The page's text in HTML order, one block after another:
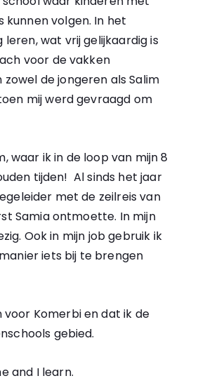
volgen. In het
wat vrij gelijkaardig is
voor de vakken
de jongeren als Salim
mij werd gevraagd om
waar ik in de loop van mijn 8
tijden! Al sinds het jaar
met de zeilreis van
Samia ontmoette. In mijn
Ook in mijn job gebruik ik
iets bij te brengen
Komerbi en dat ik de
gebied.
and I learn.